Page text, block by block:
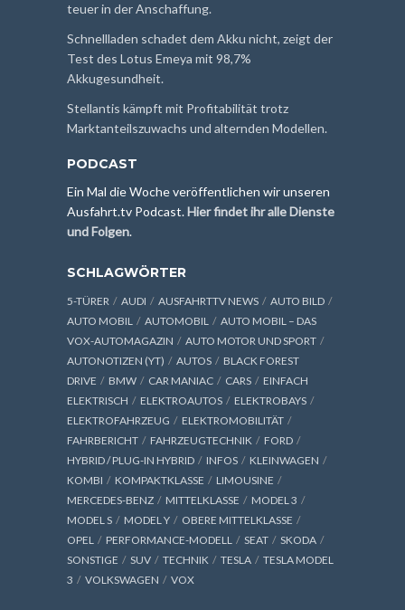
teuer in der Anschaffung.
Schnellladen schadet dem Akku nicht, zeigt der
Test des Lotus Emeya mit 98,7%
Akkugesundheit.
Stellantis kämpft mit Profitabilität trotz
Marktanteilszuwachs und alternden Modellen.
PODCAST
Ein Mal die Woche veröffentlichen wir unseren
Ausfahrt.tv Podcast.Hier findet ihr alle Dienste
und Folgen.
SCHLAGWÖRTER
5-TÜRER AUDI AUSFAHRTTV NEWS
AUTO BILD
AUTO MOBIL
AUTOMOBIL
AUTO MOBIL – DAS
VOX-AUTOMAGAZIN
AUTO MOTOR UND SPORT
AUTONOTIZEN (YT)
AUTOS
BLACK FOREST
DRIVE
BMW CAR MANIAC CARS
EINFACH
ELEKTRISCH
ELEKTROAUTOS
ELEKTROBAYS
ELEKTROFAHRZEUG
ELEKTROMOBILITÄT
FAHRBERICHT
FAHRZEUGTECHNIK
FORD
HYBRID / PLUG-IN HYBRID
INFOS
KLEINWAGEN
KOMBI
KOMPAKTKLASSE
LIMOUSINE
MERCEDES-BENZ
MITTELKLASSE
MODEL 3
MODEL S
MODEL Y
OBERE MITTELKLASSE
OPEL
PERFORMANCE-MODELL SEAT
SKODA
SONSTIGE
SUV TECHNIK TESLA
TESLA MODEL
3
VOLKSWAGEN VOX